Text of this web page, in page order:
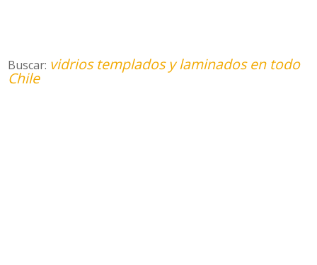
Buscar: vidrios templados y laminados en todo
Chile